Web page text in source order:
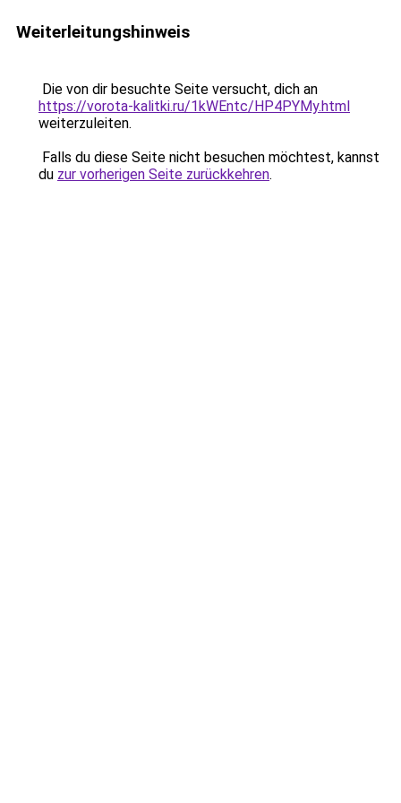
Weiterleitungshinweis
Die von dir besuchte Seite versucht, dich an
https://vorota-kalitki.ru/1kWEntc/HP4PYMy.html
weiterzuleiten.
Falls du diese Seite nicht besuchen möchtest, kannst
du zur vorherigen Seite zurückkehren.